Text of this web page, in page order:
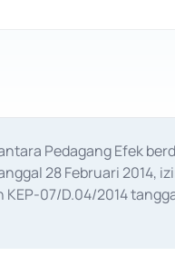
Pedagang Efek
28 Februari
07/D.04/2014